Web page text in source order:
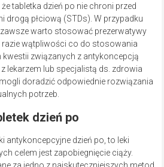
tabletka dzień po nie chroni przed
płciową (STDs). W przypadku
warto stosować prezerwatywy
razie wątpliwości co do stosowania
kwestii związanych z antykoncepcją
lekarzem lub specjalistą ds. zdrowia
doradzić odpowiednie rozwiązania
potrzeb.
dzień po
antykoncepcyjne dzień po, to leki
celem jest zapobiegnięcie ciąży.